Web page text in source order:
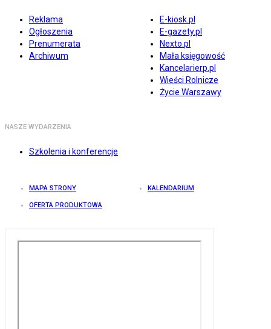
Reklama
Ogłoszenia
Prenumerata
Archiwum
E-kiosk.pl
E-gazety.pl
Nexto.pl
Mała księgowość
Kancelarierp.pl
Wieści Rolnicze
Życie Warszawy
NASZE WYDARZENIA
Szkolenia i konferencje
MAPA STRONY KALENDARIUM
OFERTA PRODUKTOWA